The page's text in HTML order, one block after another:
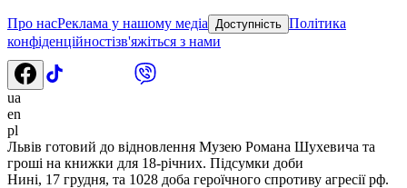
Про насРеклама у нашому медіа Доступність Політика
конфіденційностізв'яжіться з нами
ua
en
pl
Львів готовий до відновлення Музею Романа Шухевича та
гроші на книжки для 18-річних. Підсумки доби
Нині, 17 грудня, та 1028 доба героїчного спротиву агресії рф.